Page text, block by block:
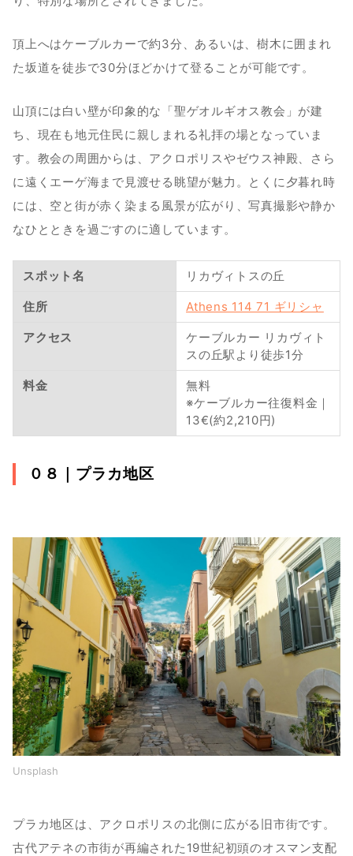
頂上へはケーブルカーで約3分、あるいは、樹木に囲まれ
た坂道を徒歩で30分ほどかけて登ることが可能です。
山頂には白い壁が印象的な「聖ゲオルギオス教会」が建
ち、現在も地元住民に親しまれる礼拝の場となっていま
す。教会の周囲からは、アクロポリスやゼウス神殿、さら
に遠くエーゲ海まで見渡せる眺望が魅力。とくに夕暮れ時
には、空と街が赤く染まる風景が広がり、写真撮影や静か
なひとときを過ごすのに適しています。
スポット名 リカヴィトスの丘
住所 Athens 114 71 ギリシャ
アクセス
ケーブルカー リカヴィト
スの丘駅より徒歩1分
料金
無料
※ケーブルカー往復料金｜
13€(約2,210円)
０８｜ プラカ地区
Unsplash
プラカ地区は、アクロポリスの北側に広がる旧市街です。
古代アテネの市街が再編された19世紀初頭のオスマン支配